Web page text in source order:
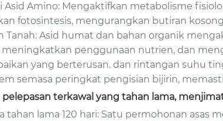
Asid Amino: Mengaktifkan metabolisme
fotosintesis, mengurangkan butiran
Tanah: Asid humat dan bahan organik
meningkatkan penggunaan nutrien, dan
yang berterusan. dan rintangan suhu
semasa peringkat pengisian bijirin,
pelepasan terkawal yang tahan lama,
tahan lama 120 hari: Satu permohonan